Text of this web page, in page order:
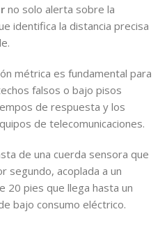
no solo alerta sobre la
identifica la distancia precisa
métrica es fundamental para
falsos o bajo pisos
de respuesta y los
de telecomunicaciones.
de una cuerda sensora que
segundo, acoplada a un
20 pies que llega hasta un
bajo consumo eléctrico.